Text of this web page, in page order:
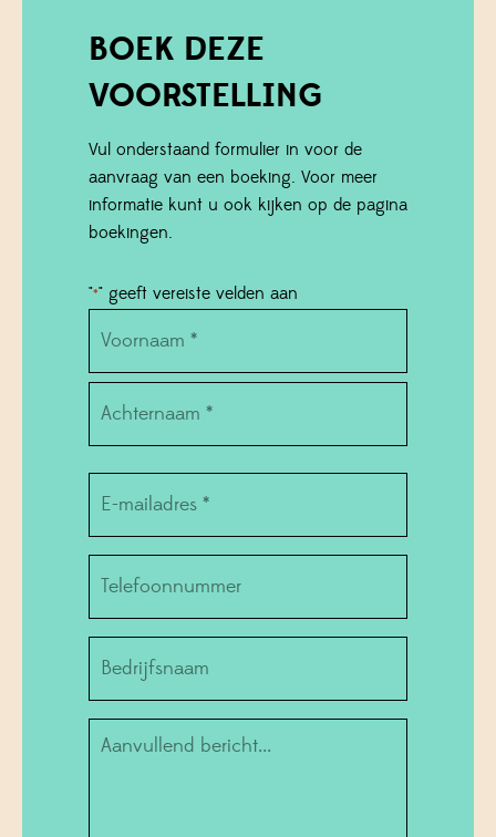
BOEK DEZE
VOORSTELLING
Vul onderstaand formulier in voor de
aanvraag van een boeking. Voor meer
informatie kunt u ook kijken op de pagina
boekingen.
"*" geeft vereiste velden aan
Informatie